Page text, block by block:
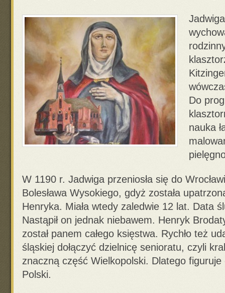
Do
nauka
W 1190 r. Jadwiga przeniosła się do
Bolesława Wysokiego, gdyż została
Henryka. Miała wtedy zaledwie 12 lat. Data
Nastąpił on jednak niebawem. Henryk
został panem całego księstwa. Rychło też
śląskiej dołączyć dzielnicę senioratu, czyli
znaczną część Wielkopolski. Dlatego figuruje
Polski.